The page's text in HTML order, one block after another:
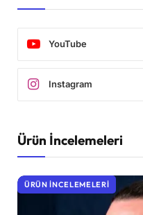
YouTube
Instagram
Ürün İncelemeleri
ÜRÜN İNCELEMELERI